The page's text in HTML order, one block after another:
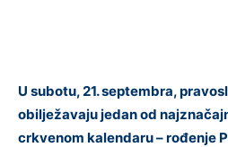
U subotu, 21. septembra,
obilježavaju jedan od
crkvenom kalendaru – rođenje